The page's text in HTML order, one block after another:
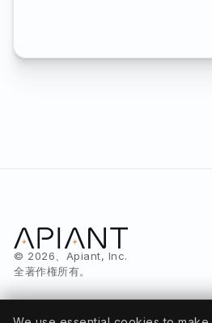
© 2026、Apiant, Inc.
全著作権所有。